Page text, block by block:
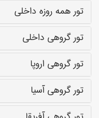
تور همه روزه داخلی
تور گروهی داخلی
تور گروهی اروپا
تور گروهی آسیا